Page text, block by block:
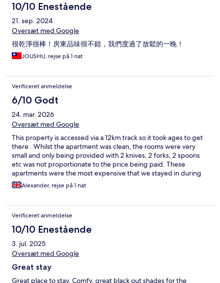
10/10 Enestående
21. sep. 2024
Oversæt med Google
很乾淨很棒！房東品味很不錯，我們度過了放鬆的一晚！
JOUSHU, rejse på 1 nat
Verificeret anmeldelse
6/10 Godt
24. mar. 2026
Oversæt med Google
This property is accessed via a 12km track so it took ages to get
there . Whilst the apartment was clean, the rooms were very
small and only being provided with 2 knives, 2 forks, 2 spoons
etc was not proportionate to the price being paid. These
apartments were the most expensive that we stayed in during
our whole 11 nights. Would not recommend.
Alexander, rejse på 1 nat
Verificeret anmeldelse
10/10 Enestående
3. jul. 2025
Oversæt med Google
Great stay
Great place to stay. Comfy, great black out shades for the